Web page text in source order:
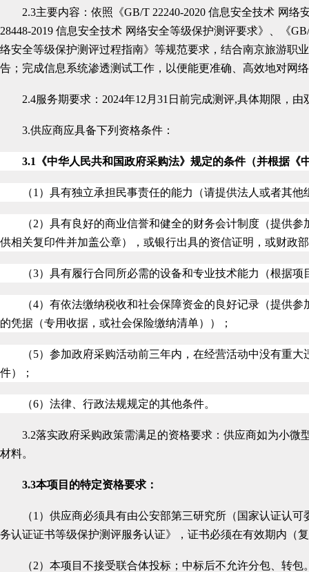
2.3主要内容： 依照《GB/T 22240-2020 信息安全技术 网络
28448-2019 信息安全技术 网络安全等级保护测评要求》、《
络安全等级保护测评过程指南》等规范要求，结合南京旅游职
告；完成信息系统渗透测试工作，以便能更准确、高效地对网
2.4服务期要求：2024年12月31日前完成测评,具体期限，
3.供应商应具备下列资格条件：
3.1 《中华人民共和国政府采购法》规定的条件（并根据
（1）具有独立承担民事责任的能力（请提供法人或者其
（2）具有良好的商业信誉和健全的财务会计制度（提供
供相关复印件并加盖公章），或银行出具的资信证明，或财政
（3）具有履行合同所必需的设备和专业技术能力（根据
（4）有依法缴纳税收和社会保障资金的良好记录（提供
的凭据（专用收据，或社会保险缴纳清单））；
（5）参加政府采购活动前三年内，在经营活动中没有重
件）；
（6）法律、行政法规规定的其他条件。
3.2落实政府采购政策需满足的资格要求：供应商如为小微
材料。
3.3本项目的特定资格要求：
（1）供应商必须具有由公安部第三研究所（国家认证认
务认证证书等级保护测评服务认证》，证书必须在有效期内（
（2）本项目不接受联合体投标；中标后不允许分包、转包